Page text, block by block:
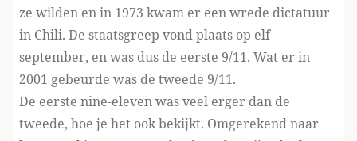
ze wilden en in 1973 kwam er een wrede dictatuur
in Chili. De staatsgreep vond plaats op elf
september, en was dus de eerste 9/11. Wat er in
2001 gebeurde was de tweede 9/11.
De eerste nine-eleven was veel erger dan de
tweede, hoe je het ook bekijkt. Omgerekend naar